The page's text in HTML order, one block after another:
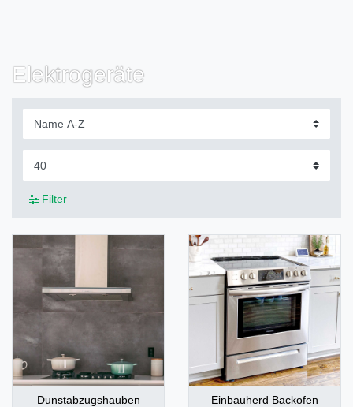
Elektrogeräte
Filter
Dunstabzugshauben Einbauherd Backofen